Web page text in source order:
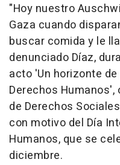
"Hoy nuestro
Gaza cuando
buscar comida y le
denunciado Díaz,
acto 'Un horizonte
Derechos
de Derechos
con motivo del Día
Humanos, que se
diciembre.